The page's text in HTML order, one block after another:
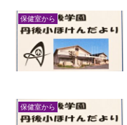
保健室から
保健室から